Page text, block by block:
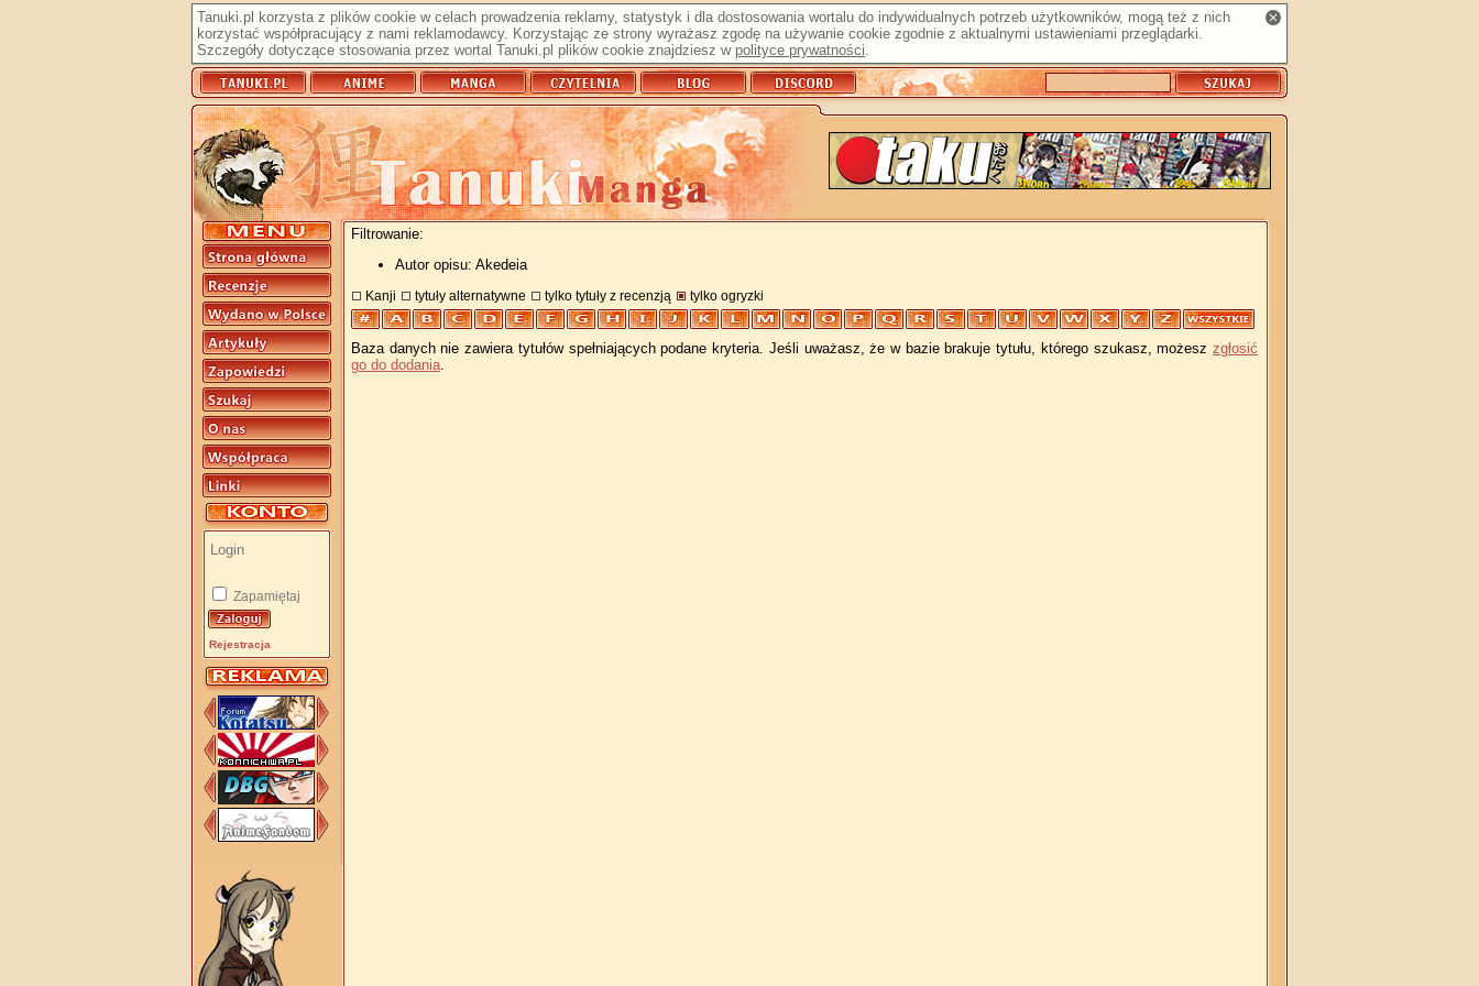
Tanuki.pl korzysta z plików cookie w celach prowadzenia reklamy, statystyk i dla dostosowania wortalu do indywidualnych potrzeb użytkowników, mogą też z nich
korzystać współpracujący z nami reklamodawcy. Korzystając ze strony wyrażasz zgodę na używanie cookie zgodnie z aktualnymi ustawieniami przeglądarki.
Szczegóły dotyczące stosowania przez wortal Tanuki.pl plików cookie znajdziesz w polityce prywatności.
Zapamiętaj
Rejestracja
Filtrowanie:
Autor opisu: Akedeia
Kanji tytuły alternatywne tylko tytuły z recenzją tylko ogryzki
Baza danych nie zawiera tytułów spełniających podane kryteria. Jeśli uważasz, że w bazie brakuje tytułu, którego szukasz, możesz zgłosić
go do dodania.